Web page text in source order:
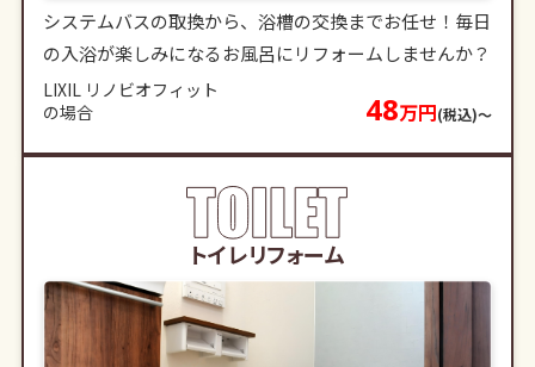
システムバスの取換から、浴槽の交換までお任せ！毎日
の入浴が楽しみになるお風呂にリフォームしませんか？
LIXIL リノビオフィット
の場合
48万円(税込)〜
トイレリフォーム